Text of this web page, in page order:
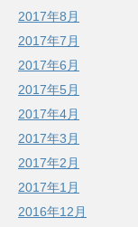
2017年8月
2017年7月
2017年6月
2017年5月
2017年4月
2017年3月
2017年2月
2017年1月
2016年12月